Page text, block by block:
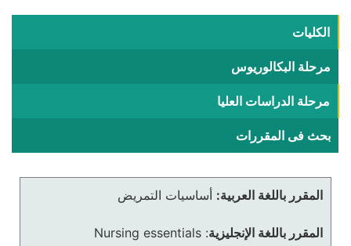
الكليات
مرحلة البكالوريوس
مرحلة الدراسات العليا
بحث فى المقررات
المقرر باللغة العربية: أساسيات التمريض
المقرر باللغة الإنجليزية:
Nursing essentials